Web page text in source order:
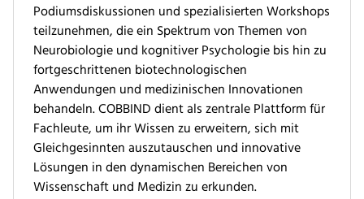
Podiumsdiskussionen und spezialisierten Workshops
teilzunehmen, die ein Spektrum von Themen von
Neurobiologie und kognitiver Psychologie bis hin zu
fortgeschrittenen biotechnologischen
Anwendungen und medizinischen Innovationen
behandeln. COBBIND dient als zentrale Plattform für
Fachleute, um ihr Wissen zu erweitern, sich mit
Gleichgesinnten auszutauschen und innovative
Lösungen in den dynamischen Bereichen von
Wissenschaft und Medizin zu erkunden.